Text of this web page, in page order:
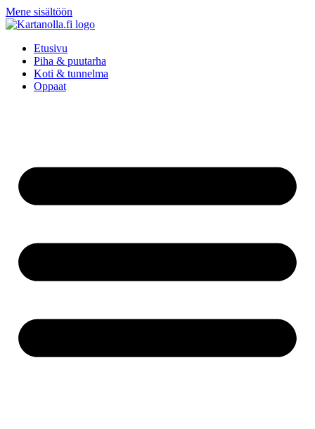
Mene sisältöön
Etusivu
Piha & puutarha
Koti & tunnelma
Oppaat